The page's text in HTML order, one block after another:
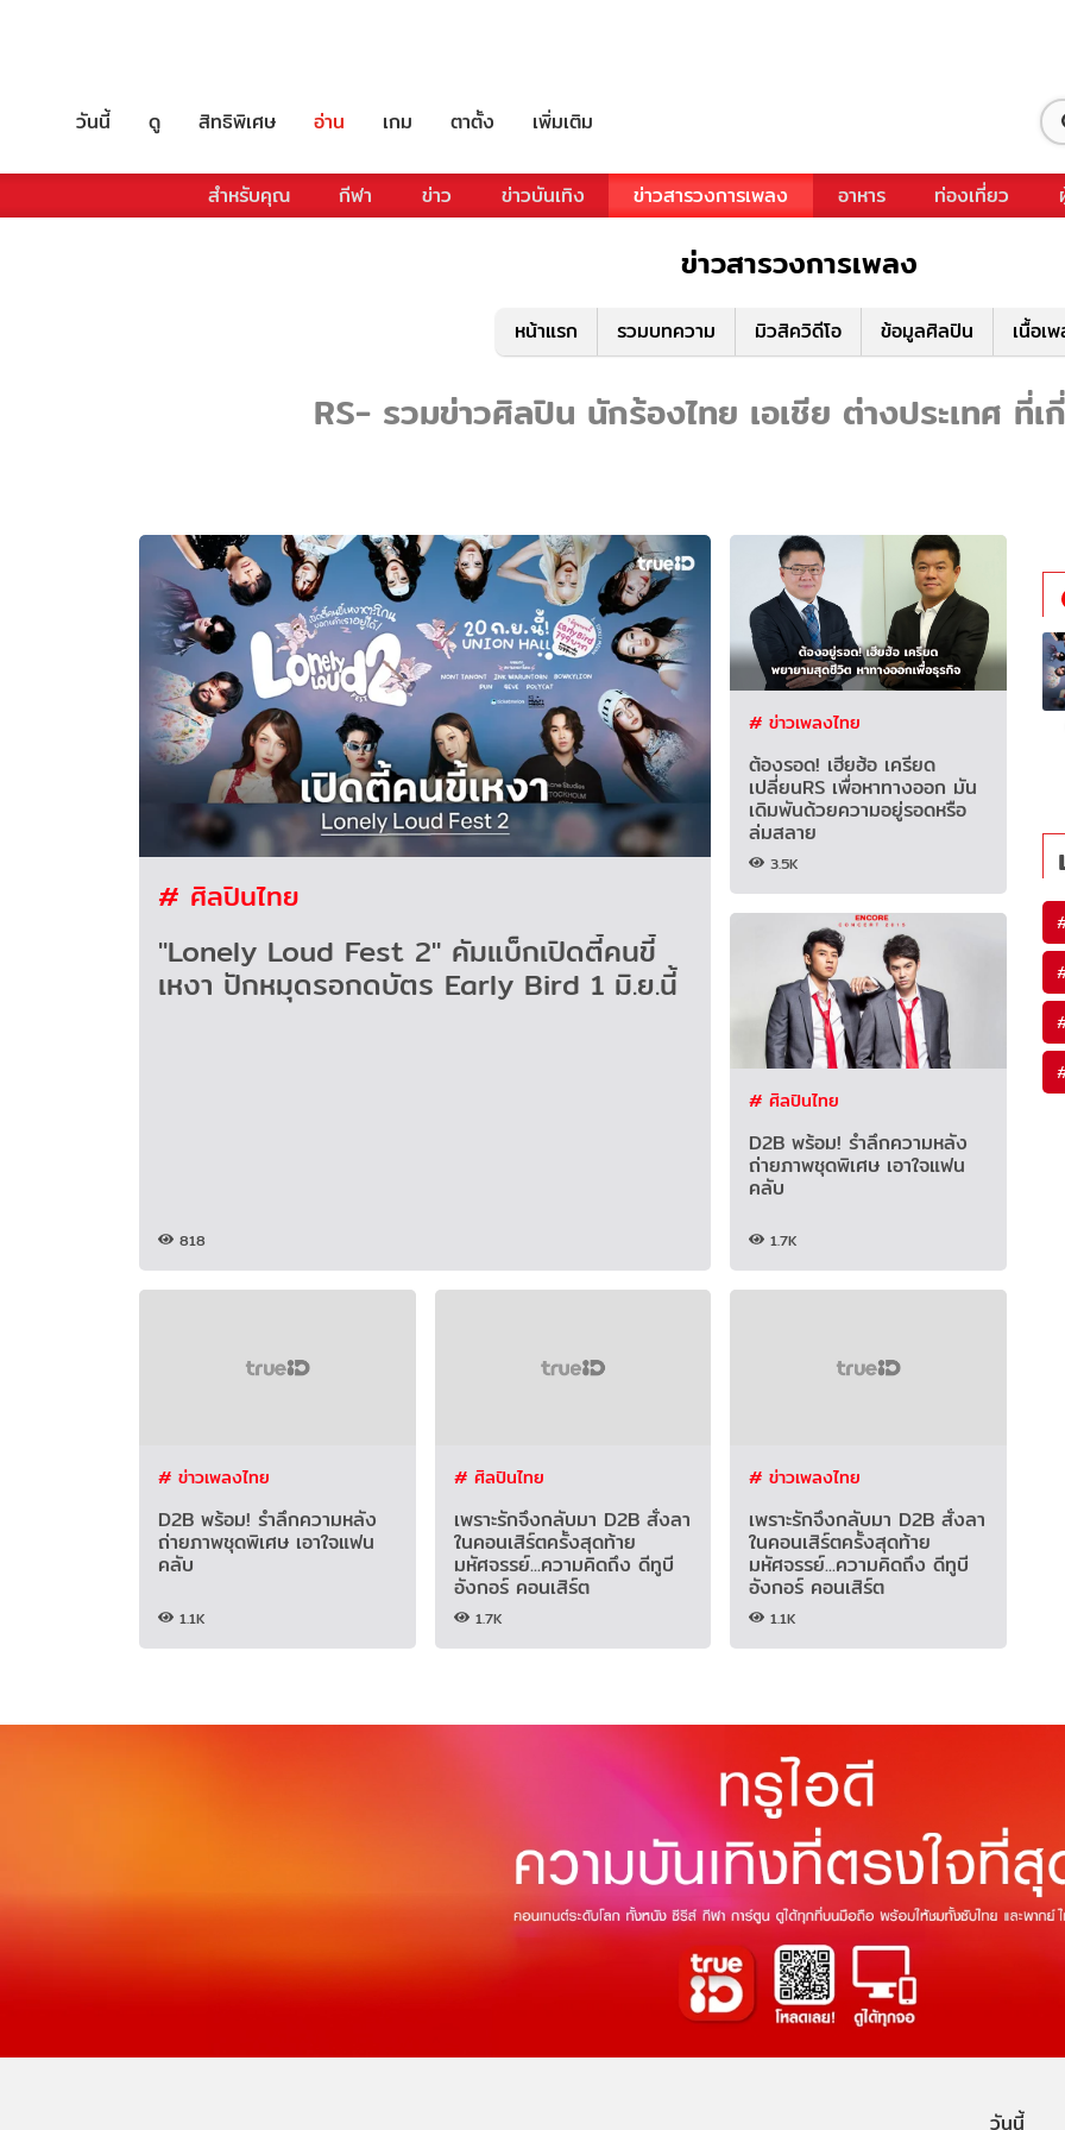
วันนี้ ดู สิทธิพิเศษ อ่าน เกม ตาตั้ง เพิ่มเติม
สำหรับคุณ กีฬา ข่าว ข่าวบันเทิง ข่าวสารวงการเพลง อาหาร ท่องเที่ยว
ข่าวสารวงการเพลง
หน้าแรก รวมบทความ มิวสิควิดีโอ ข้อมูลศิลปิน เนื้อเ
RS- รวมข่าวศิลปิน นักร้องไทย เอเชีย ต่างประเทศ ที่
# ศิลปินไทย
"Lonely Loud Fest 2" คัมแบ็กเปิดตี้คนขี้
เหงา ปักหมุดรอกดบัตร Early Bird 1 มิ.ย.นี้
818
# ข่าวเพลงไทย
ต้องรอด! เฮียฮ้อ เครียด
เปลี่ยนRS เพื่อหาทางออก มัน
เดิมพันด้วยความอยู่รอดหรือ
ล่มสลาย
3.5K
# ศิลปินไทย
D2B พร้อม! รำลึกความหลัง
ถ่ายภาพชุดพิเศษ เอาใจแฟน
คลับ
1.7K
# ข่าวเพลงไทย
D2B พร้อม! รำลึกความหลัง
ถ่ายภาพชุดพิเศษ เอาใจแฟน
คลับ
1.1K
# ศิลปินไทย
เพราะรักจึงกลับมา D2B สั่งลา
ในคอนเสิร์ตครั้งสุดท้าย
มหัศจรรย์...ความคิดถึง ดีทูบี
อังกอร์ คอนเสิร์ต
1.7K
# ข่าวเพลงไทย
เพราะรักจึงกลับมา D2B สั่งลา
ในคอนเสิร์ตครั้งสุดท้าย
มหัศจรรย์...ความคิดถึง ดีทูบี
อังกอร์ คอนเสิร์ต
1.1K
วันนี้